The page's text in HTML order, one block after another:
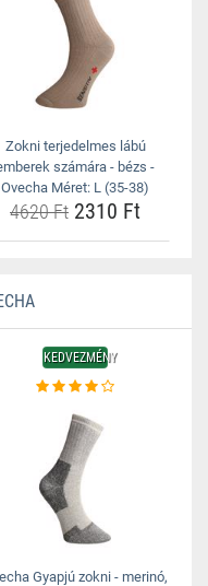
Zokni terjedelmes lábú
számára - bézs -
Ovecha Méret: L (35-38)
4620 Ft 2310 Ft
KEDVEZMÉNY
Gyapjú zokni - merinó,